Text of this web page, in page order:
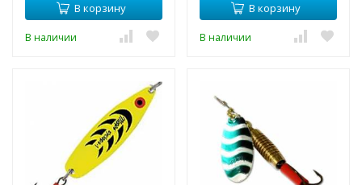
В корзину
В наличии
В корзину
В наличии